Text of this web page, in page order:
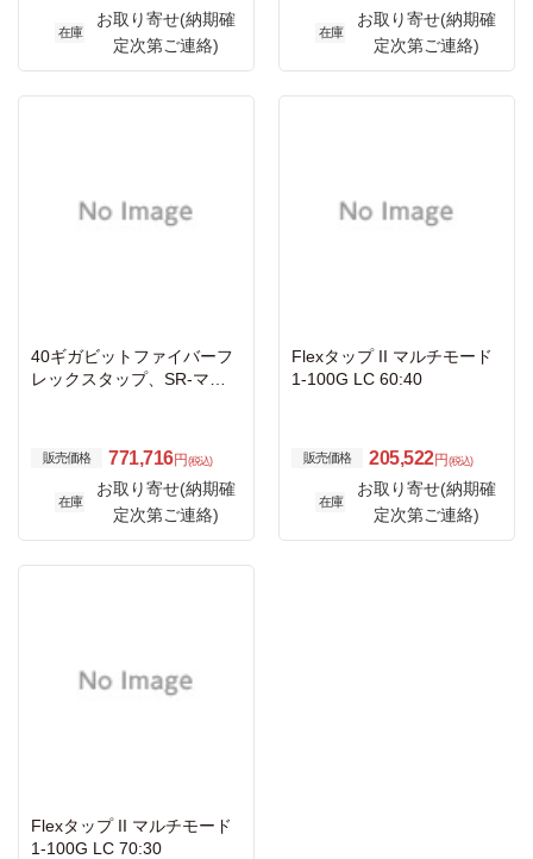
在庫
お取り寄せ(納期確
定次第ご連絡)
在庫
お取り寄せ(納期確
定次第ご連絡)
40ギガビットファイバーフ
レックスタップ、SR-マル
販売価格 771,716円 (税込)
在庫
お取り寄せ(納期確
定次第ご連絡)
Flexタップ II マルチモード
1-100G LC 60:40
販売価格 205,522円 (税込)
在庫
お取り寄せ(納期確
定次第ご連絡)
Flexタップ II マルチモード
1-100G LC 70:30